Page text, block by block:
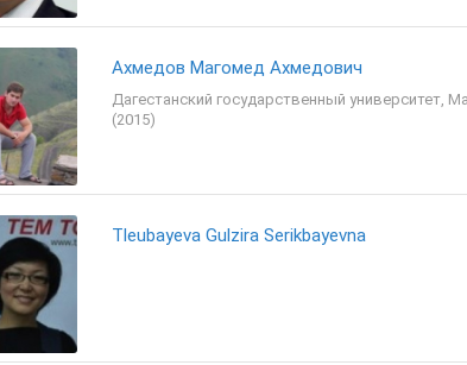
Ахмедов Магомед Ахмедович
Дагестанский государственный университет,
(2015)
Tleubayeva Gulzira Serikbayevna